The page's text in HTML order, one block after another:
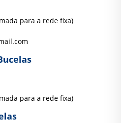
para a rede fixa)
para a rede fixa)